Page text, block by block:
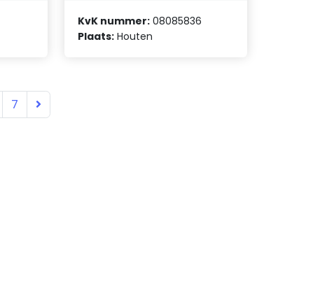
KvK nummer: 08085836
Plaats: Houten
7